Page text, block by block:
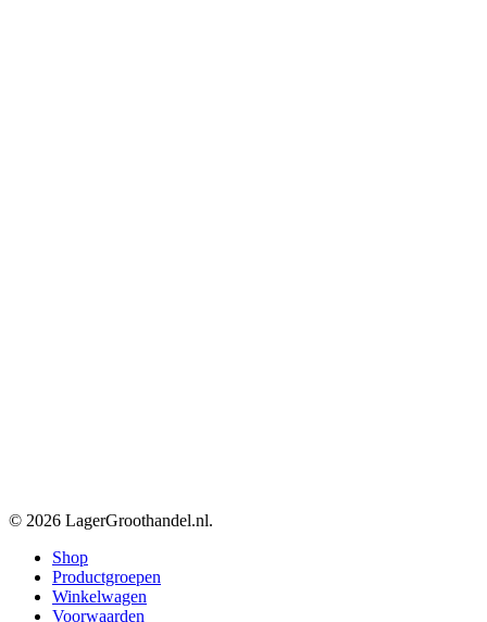
© 2026 LagerGroothandel.nl.
Close
Menu
Shop
Productgroepen
Winkelwagen
Voorwaarden